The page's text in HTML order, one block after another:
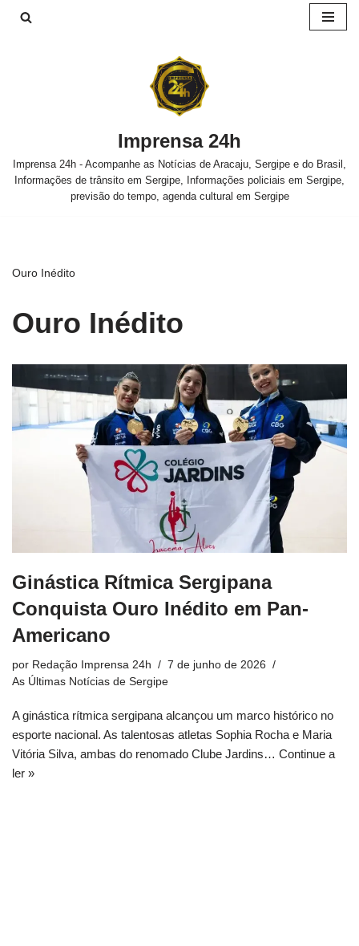
Imprensa 24h
Imprensa 24h - Acompanhe as Notícias de Aracaju, Sergipe e do Brasil,
Informações de trânsito em Sergipe, Informações policiais em Sergipe,
previsão do tempo, agenda cultural em Sergipe
Ouro Inédito
Ouro Inédito
Ginástica Rítmica Sergipana
Conquista Ouro Inédito em Pan-
Americano
por Redação Imprensa 24h
7 de junho de 2026
As Últimas Notícias de Sergipe
A ginástica rítmica sergipana alcançou um marco histórico no
esporte nacional. As talentosas atletas Sophia Rocha e Maria
Vitória Silva, ambas do renomado Clube Jardins… Continue a
ler »